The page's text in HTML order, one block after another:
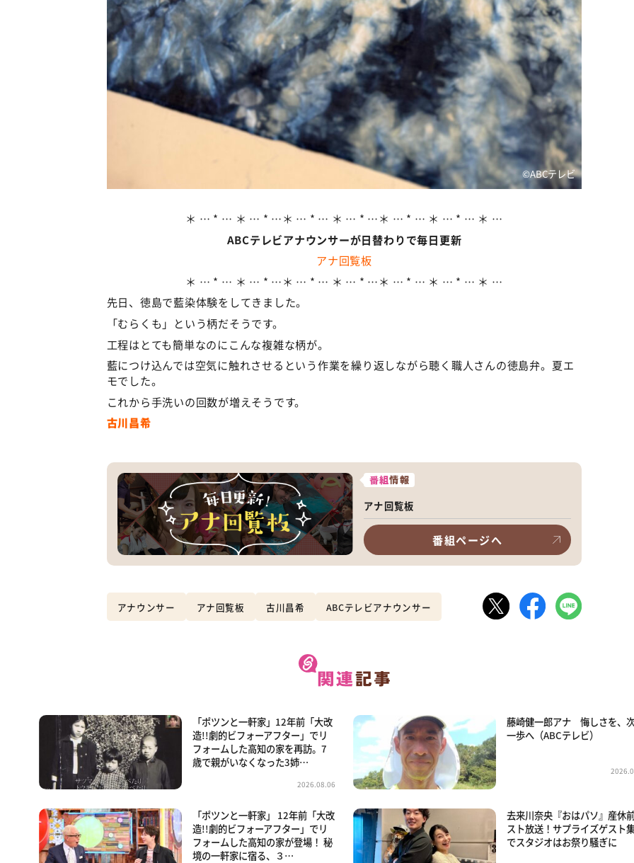
©️ABCテレビ
＊ … * … ＊ … * …＊ … * … ＊ … * …＊ … * … ＊ … * … ＊ …
ABCテレビアナウンサーが日替わりで毎日更新
アナ回覧板
＊ … * … ＊ … * …＊ … * … ＊ … * …＊ … * … ＊ … * … ＊ …
先日、徳島で藍染体験をしてきました。
「むらくも」という柄だそうです。
工程はとても簡単なのにこんな複雑な柄が。
藍につけ込んでは空気に触れさせるという作業を繰り返しながら聴く職人さんの徳島弁。夏エ
モでした。
これから手洗いの回数が増えそうです。
古川昌希
番組情報
アナ回覧板
番組ページへ
アナウンサー アナ回覧板 古川昌希 ABCテレビアナウンサー
「ポツンと一軒家」12年前「大改
造!!劇的ビフォーアフター」でリ
フォームした高知の家を再訪。7
歳で親がいなくなった3姉…
2026.08.06
藤崎健一郎アナ 悔しさを、
一歩へ（ABCテレビ）
「ポツンと一軒家」 12年前「大改
造!!劇的ビフォーアフター」でリ
フォームした高知の家が登場！ 秘
境の一軒家に宿る、３…
去来川奈央『おはパソ』産休
スト放送！サプライズゲスト
でスタジオはお祭り騒ぎに